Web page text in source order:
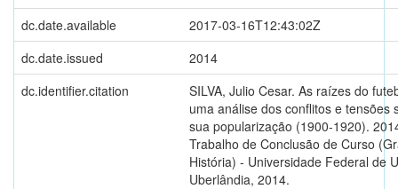
dc.date.available
2017-03-16T12:43:02Z
dc.date.issued
2014
dc.identifier.citation
SILVA, Julio Cesar. As raízes do
uma análise dos conflitos e tensões
sua popularização (1900-1920).
Trabalho de Conclusão de Curso
História) - Universidade Federal de
Uberlândia, 2014.